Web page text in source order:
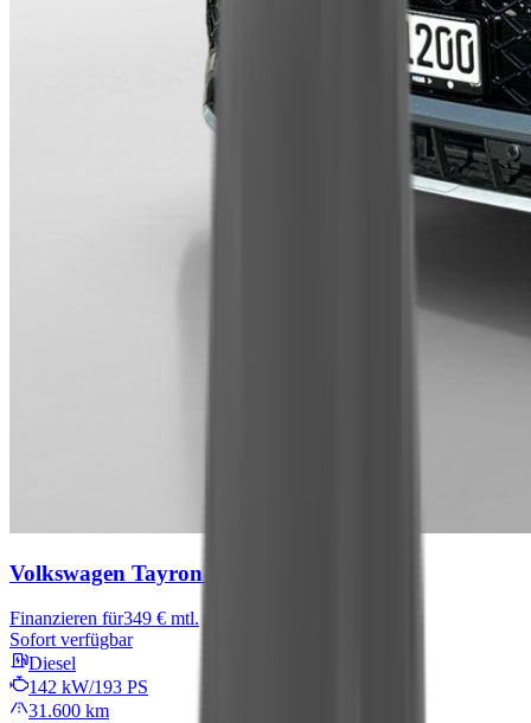
Volkswagen Tayron
Finanzieren für349 € mtl.
Sofort verfügbar
Diesel
142 kW/193 PS
31.600 km